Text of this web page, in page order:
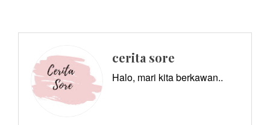
cerita sore
Halo, mari kita berkawan..